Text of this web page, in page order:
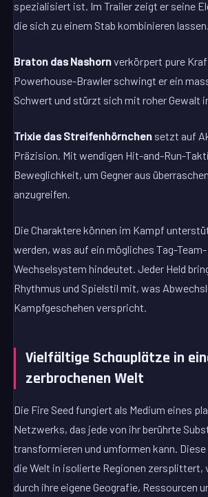
spezialisiert ist. Im Trailer zeigt er seine
die sich zu einem Stab kombinieren lassen.
Braton das Nashornverkörpert pure
Powerhouse-Brawler schwingt er ein
Schwert und stürzt sich mit roher Gewalt
Trixie das Streifenhörnchen setzt auf
Präzision. Mit wendigen Hit-and-Run-
Beweglichkeit, um Gegner aus
anzugreifen.
Die Charaktere können im Kampf
werden, was auf ein mögliches Tag-
Wechselsystem hindeutet. Jeder Held
Rhythmus und Spielstil mit, was
Kampfgeschehen verspricht.
Vielfältige Schauplätze in
zerbrochenen Welt
Die Fire Seed fungiert als Medium eines
Netzwerks, das jede von ihr berührte
transformieren und umformen kann.
die Welt in isolierte Regionen zersplittert,
durch ihre eigene Geografie, Ressourcen